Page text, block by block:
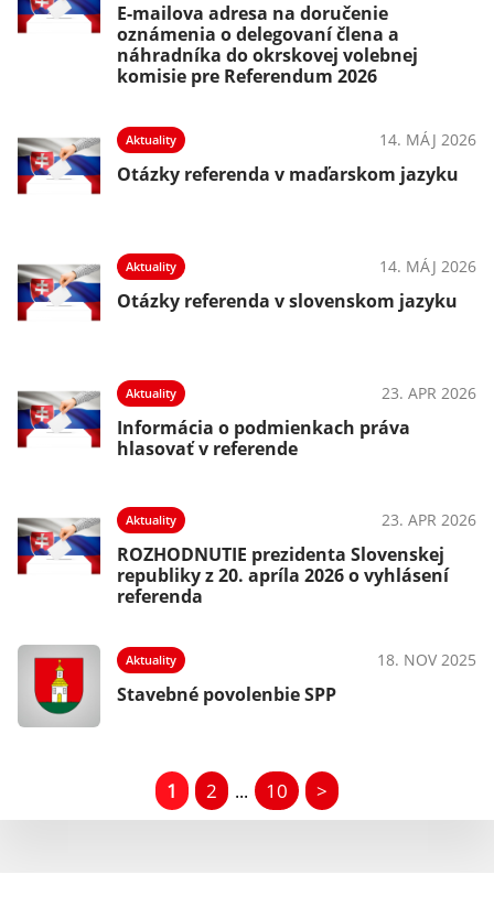
E-mailova adresa na doručenie
oznámenia o delegovaní člena a
náhradníka do okrskovej volebnej
komisie pre Referendum 2026
Aktuality 14. MÁJ 2026
Otázky referenda v maďarskom jazyku
Aktuality 14. MÁJ 2026
Otázky referenda v slovenskom jazyku
Aktuality 23. APR 2026
Informácia o podmienkach práva
hlasovať v referende
Aktuality 23. APR 2026
ROZHODNUTIE prezidenta Slovenskej
republiky z 20. apríla 2026 o vyhlásení
referenda
Aktuality 18. NOV 2025
Stavebné povolenbie SPP
1 2 ... 10 >